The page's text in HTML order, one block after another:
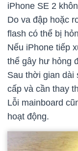
iPhone SE 2
Do va đập hoặc
flash có thể bị
Nếu iPhone tiếp
thể gây hư hỏng
Sau thời gian dài
cấp và cần thay
Lỗi mainboard
hoạt động.